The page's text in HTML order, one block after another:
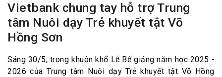
Vietbank chung tay hỗ trợ Trung
tâm Nuôi dạy Trẻ khuyết tật Võ
Hồng Sơn
Sáng 30/5, trong khuôn khổ Lễ Bế giảng năm học 2025 -
2026 của Trung tâm Nuôi dạy Trẻ khuyết tật Võ Hồng